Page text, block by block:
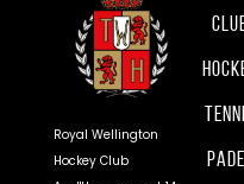
Royal Wellington
Hockey Club